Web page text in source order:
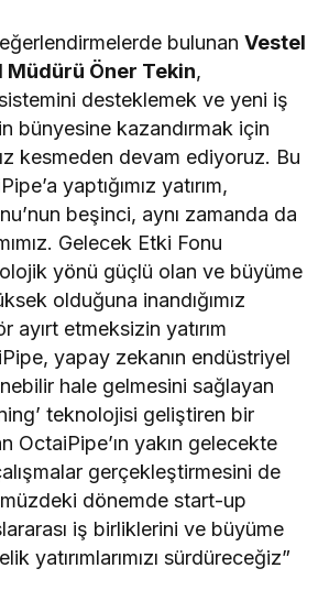
bulunanVestel
Müdürü Öner Tekin,
desteklemek ve yeni iş
bünyesine kazandırmak için
kesmeden devam ediyoruz. Bu
yaptığımız yatırım,
beşinci, aynı zamanda da
Gelecek Etki Fonu
yönü güçlü olan ve büyüme
olduğuna inandığımız
ayırt etmeksizin yatırım
yapay zekanın endüstriyel
hale gelmesini sağlayan
teknolojisi geliştiren bir
OctaiPipe’ın yakın gelecekte
gerçekleştirmesini de
dönemde start-up
iş birliklerini ve büyüme
yatırımlarımızı sürdüreceğiz”